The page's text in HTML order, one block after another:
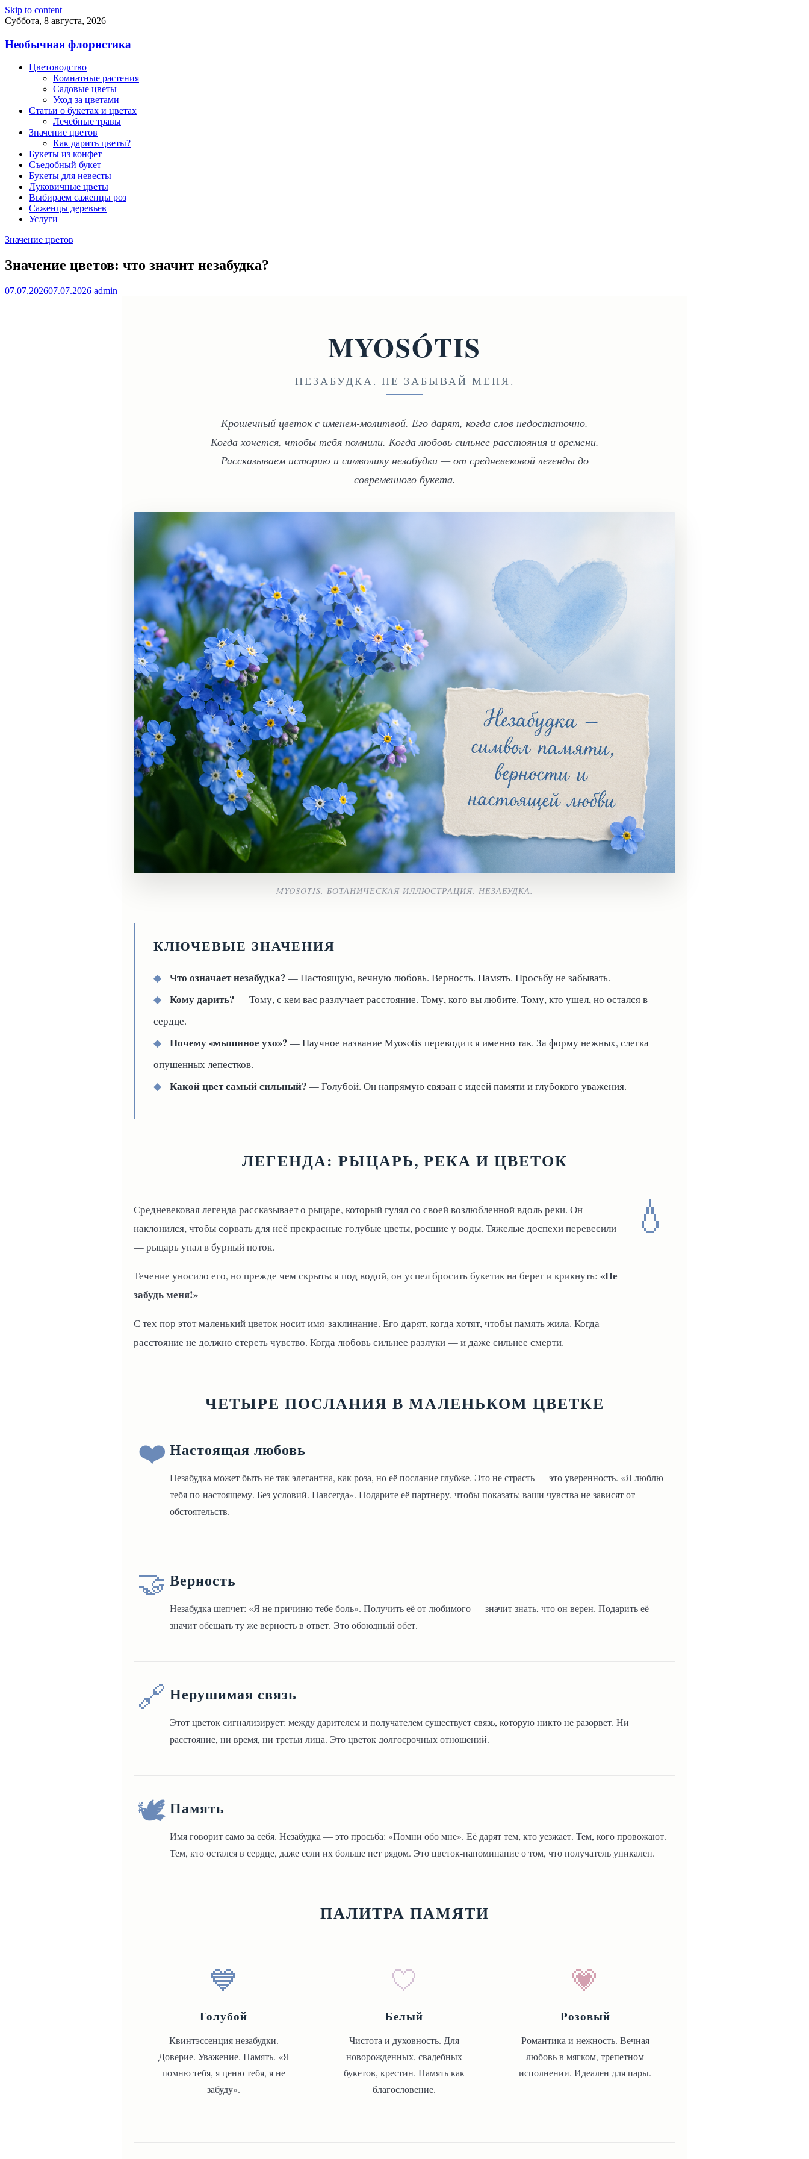
Skip to content
Суббота, 8 августа, 2026
Необычная флористика
Цветоводство
Комнатные растения
Садовые цветы
Уход за цветами
Статьи о букетах и цветах
Лечебные травы
Значение цветов
Как дарить цветы?
Букеты из конфет
Съедобный букет
Букеты для невесты
Луковичные цветы
Выбираем саженцы роз
Саженцы деревьев
Услуги
Значение цветов
Значение цветов: что значит незабудка?
07.07.202607.07.2026 admin
MYOSÓTIS
НЕЗАБУДКА. НЕ ЗАБЫВАЙ МЕНЯ.
Крошечный цветок с именем-молитвой. Его дарят, когда слов недостаточно.
Когда хочется, чтобы тебя помнили. Когда любовь сильнее расстояния и времени.
Рассказываем историю и символику незабудки — от средневековой легенды до
современного букета.
MYOSOTIS. БОТАНИЧЕСКАЯ ИЛЛЮСТРАЦИЯ. НЕЗАБУДКА.
КЛЮЧЕВЫЕ ЗНАЧЕНИЯ
◆ Что означает незабудка?— Настоящую, вечную любовь. Верность. Память. Просьбу не забывать.
◆
Кому дарить?— Тому, с кем вас разлучает расстояние. Тому, кого вы любите. Тому, кто ушел, но остался в
сердце.
◆
Почему «мышиное ухо»?— Научное название Myosotis переводится именно так. За форму нежных, слегка
опушенных лепестков.
◆
Какой цвет самый сильный?— Голубой. Он напрямую связан с идеей памяти и глубокого уважения.
ЛЕГЕНДА: РЫЦАРЬ, РЕКА И ЦВЕТОК
Средневековая легенда рассказывает о рыцаре, который гулял со своей возлюбленной вдоль реки. Он
наклонился, чтобы сорвать для неё прекрасные голубые цветы, росшие у воды. Тяжелые доспехи перевесили
— рыцарь упал в бурный поток.
Течение уносило его, но прежде чем скрыться под водой, он успел бросить букетик на берег и крикнуть: «Не
забудь меня!»
С тех пор этот маленький цветок носит имя-заклинание. Его дарят, когда хотят, чтобы память жила. Когда
расстояние не должно стереть чувство. Когда любовь сильнее разлуки — и даже сильнее смерти.
💧
ЧЕТЫРЕ ПОСЛАНИЯ В МАЛЕНЬКОМ ЦВЕТКЕ
❤️ Настоящая любовь
Незабудка может быть не так элегантна, как роза, но её послание глубже. Это не страсть — это уверенность. «Я люблю
тебя по-настоящему. Без условий. Навсегда». Подарите её партнеру, чтобы показать: ваши чувства не зависят от
обстоятельств.
🤝 Верность
Незабудка шепчет: «Я не причиню тебе боль». Получить её от любимого — значит знать, что он верен. Подарить её —
значит обещать ту же верность в ответ. Это обоюдный обет.
🔗 Нерушимая связь
Этот цветок сигнализирует: между дарителем и получателем существует связь, которую никто не разорвет. Ни
расстояние, ни время, ни третьи лица. Это цветок долгосрочных отношений.
🕊️ Память
Имя говорит само за себя. Незабудка — это просьба: «Помни обо мне». Её дарят тем, кто уезжает. Тем, кого провожают.
Тем, кто остался в сердце, даже если их больше нет рядом. Это цветок-напоминание о том, что получатель уникален.
ПАЛИТРА ПАМЯТИ
💙
Голубой
Квинтэссенция незабудки.
Доверие. Уважение. Память. «Я
помню тебя, я ценю тебя, я не
забуду».
🤍
Белый
Чистота и духовность. Для
новорожденных, свадебных
букетов, крестин. Память как
благословение.
💗
Розовый
Романтика и нежность. Вечная
любовь в мягком, трепетном
исполнении. Идеален для пары.